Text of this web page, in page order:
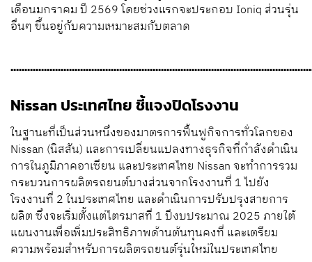
เดือนมกราคม ปี 2569 โดยช่วงแรกจะประกอบ Ioniq ส่วนรุ่น
อื่นๆ ขึ้นอยู่กับความเหมาะสมกับตลาด
Nissan ประเทศไทย ชี้แจงปิดโรงงาน
ในฐานะที่เป็นส่วนหนึ่งของมาตรการฟื้นฟูกิจการทั่วโลกของ
Nissan (นิสสัน) และการเปลี่ยนแปลงทางธุรกิจที่กำลังดำเนิน
การในภูมิภาคอาเซียน และประเทศไทย Nissan จะทำการรวม
กระบวนการผลิตรถยนต์บางส่วนจากโรงงานที่ 1 ไปยัง
โรงงานที่ 2 ในประเทศไทย และดำเนินการปรับปรุงสายการ
ผลิต ซึ่งจะเริ่มตั้งแต่ไตรมาสที่ 1 ปีงบประมาณ 2025 ภายใต้
แผนงานเพื่อเพิ่มประสิทธิภาพด้านต้นทุนคงที่ และเตรียม
ความพร้อมสำหรับการผลิตรถยนต์รุ่นใหม่ในประเทศไทย